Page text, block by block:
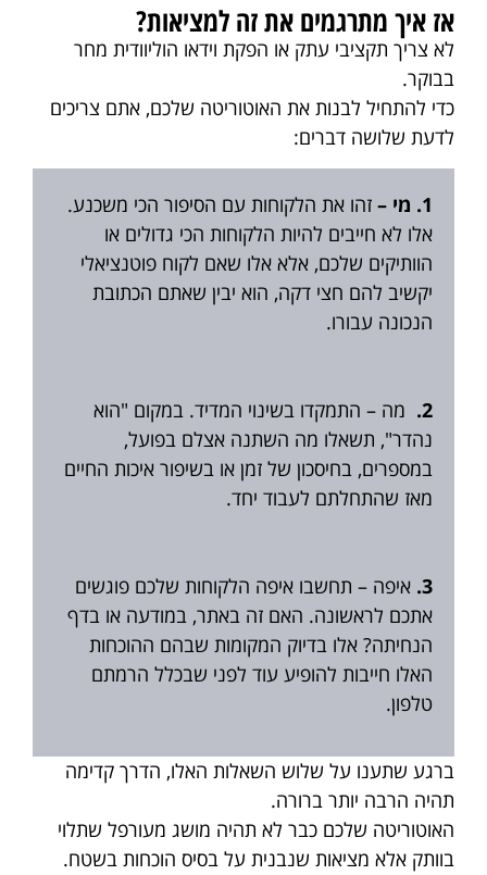
אז איך מתרגמים את זה למציאות?
לא צריך תקציבי עתק או הפקת וידאו הוליוודית מחר
בבוקר.
כדי להתחיל לבנות את האוטוריטה שלכם, אתם צריכים
לדעת שלושה דברים:
1. מי –
זהו את הלקוחות עם הסיפור הכי משכנע.
אלו לא חייבים להיות הלקוחות הכי גדולים או
הוותיקים שלכם, אלא אלו שאם לקוח פוטנציאלי
יקשיב להם חצי דקה, הוא יבין שאתם הכתובת
הנכונה עבורו.
2.
מה – התמקדו בשינוי המדיד. במקום "הוא
נהדר", תשאלו מה השתנה אצלם בפועל,
במספרים, בחיסכון של זמן או בשיפור איכות החיים
מאז שהתחלתם לעבוד יחד.
3. איפה – תחשבו איפה הלקוחות שלכם פוגשים
אתכם לראשונה. האם זה באתר, במודעה או בדף
הנחיתה? אלו בדיוק המקומות שבהם ההוכחות
האלו חייבות להופיע עוד לפני שבכלל הרמתם
טלפון.
ברגע שתענו על שלוש השאלות האלו, הדרך קדימה
תהיה הרבה יותר ברורה.
האוטוריטה שלכם כבר לא תהיה מושג מעורפל שתלוי
בוותק אלא מציאות שנבנית על בסיס הוכחות בשטח.